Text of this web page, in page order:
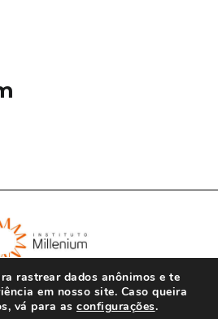
rastrear dados anônimos e te
em nosso site. Caso queira
vá para as configurações.